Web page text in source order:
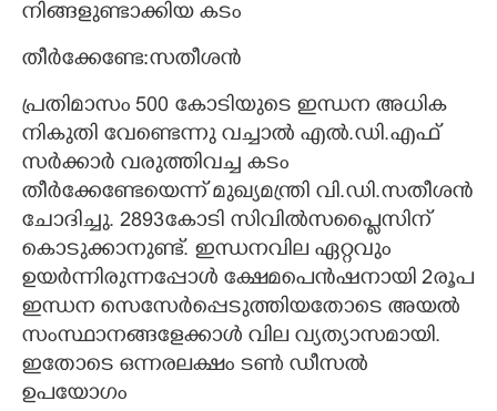
നിങ്ങളുണ്ടാക്കിയ കടം
തീർക്കേണ്ടേ:സതീശൻ
പ്രതിമാസം 500 കോടിയുടെ ഇന്ധന അധിക
നികുതി വേണ്ടെന്നു വച്ചാൽ എൽ.ഡി.എഫ്
സർക്കാർ വരുത്തിവച്ച കടം
തീർക്കേണ്ടേയെന്ന് മുഖ്യമന്ത്രി വി.ഡി.സതീശൻ
ചോദിച്ചു. 2893കോടി സിവിൽസപ്ലൈസിന്
കൊടുക്കാനുണ്ട്. ഇന്ധനവില ഏറ്റവും
ഉയർന്നിരുന്നപ്പോൾ ക്ഷേമപെൻഷനായി 2രൂപ
ഇന്ധന സെസേർപ്പെടുത്തിയതോടെ അയൽ
സംസ്ഥാനങ്ങളേക്കാൾ വില വ്യത്യാസമായി.
ഇതോടെ ഒന്നരലക്ഷം ടൺ ഡീസൽ
ഉപയോഗം